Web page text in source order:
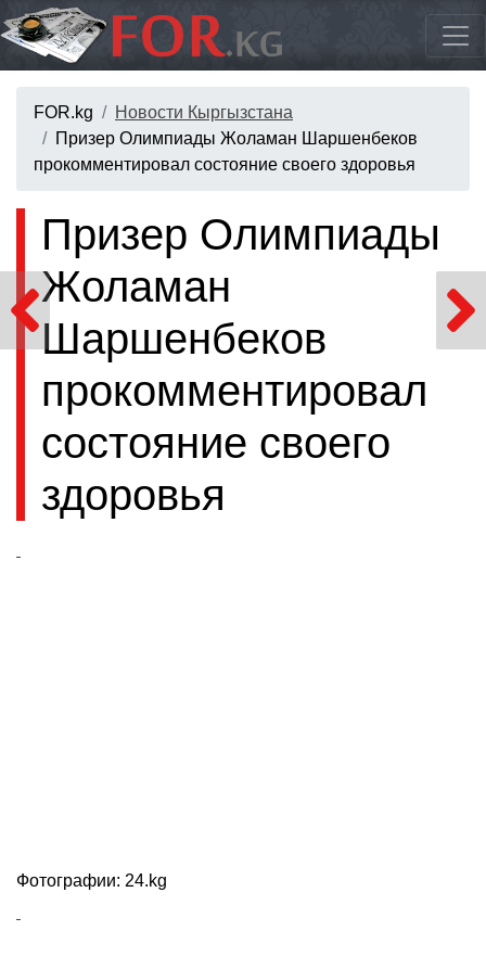
FOR.kg
Новости Кыргызстана
Призер Олимпиады Жоламан Шаршенбеков
прокомментировал состояние своего здоровья
Призер Олимпиады
Жоламан
Шаршенбеков
прокомментировал
состояние своего
здоровья
Фотографии: 24.kg